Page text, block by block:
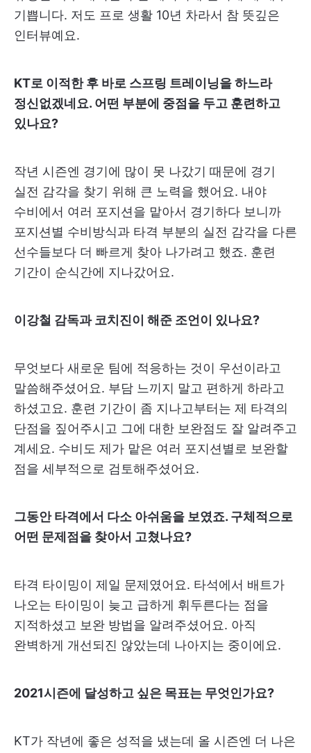
기쁩니다. 저도 프로 생활 10년 차라서 참 뜻깊은
인터뷰예요.
KT로 이적한 후 바로 스프링 트레이닝을 하느라
정신없겠네요. 어떤 부분에 중점을 두고 훈련하고
있나요?
작년 시즌엔 경기에 많이 못 나갔기 때문에 경기
실전 감각을 찾기 위해 큰 노력을 했어요. 내야
수비에서 여러 포지션을 맡아서 경기하다 보니까
포지션별 수비방식과 타격 부분의 실전 감각을 다른
선수들보다 더 빠르게 찾아 나가려고 했죠. 훈련
기간이 순식간에 지나갔어요.
이강철 감독과 코치진이 해준 조언이 있나요?
무엇보다 새로운 팀에 적응하는 것이 우선이라고
말씀해주셨어요. 부담 느끼지 말고 편하게 하라고
하셨고요. 훈련 기간이 좀 지나고부터는 제 타격의
단점을 짚어주시고 그에 대한 보완점도 잘 알려주고
계세요. 수비도 제가 맡은 여러 포지션별로 보완할
점을 세부적으로 검토해주셨어요.
그동안 타격에서 다소 아쉬움을 보였죠. 구체적으로
어떤 문제점을 찾아서 고쳤나요?
타격 타이밍이 제일 문제였어요. 타석에서 배트가
나오는 타이밍이 늦고 급하게 휘두른다는 점을
지적하셨고 보완 방법을 알려주셨어요. 아직
완벽하게 개선되진 않았는데 나아지는 중이에요.
2021시즌에 달성하고 싶은 목표는 무엇인가요?
KT가 작년에 좋은 성적을 냈는데 올 시즌엔 더 나은